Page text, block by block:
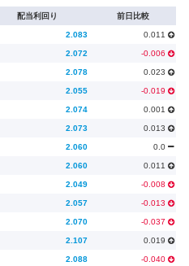
配当利回り 前日比較
2.083 0.011
2.072 -0.006
2.078 0.023
2.055 -0.019
2.074 0.001
2.073 0.013
2.060 0.0
2.060 0.011
2.049 -0.008
2.057 -0.013
2.070 -0.037
2.107 0.019
2.088 -0.040